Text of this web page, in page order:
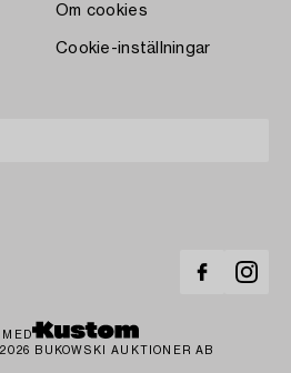
Om cookies
Cookie-inställningar
MED
BUKOWSKI AUKTIONER AB